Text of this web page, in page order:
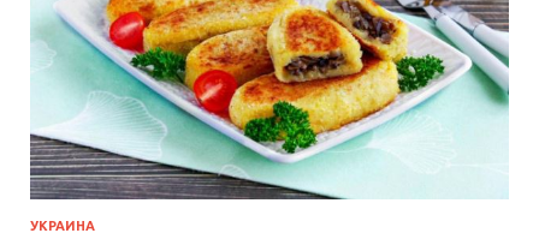
УКРАИНА